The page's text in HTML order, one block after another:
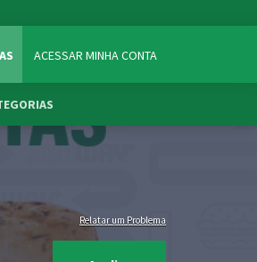
ACESSAR MINHA CONTA
Relatar um Problema